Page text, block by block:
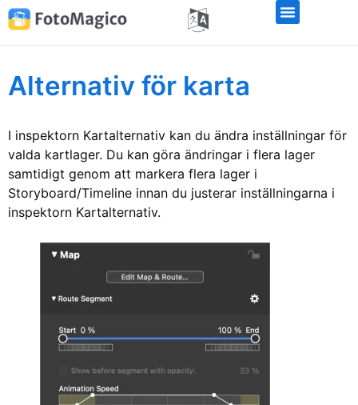
Alternativ för karta
I inspektorn Kartalternativ kan du ändra inställningar för
valda kartlager. Du kan göra ändringar i flera lager
samtidigt genom att markera flera lager i
Storyboard/Timeline innan du justerar inställningarna i
inspektorn Kartalternativ.